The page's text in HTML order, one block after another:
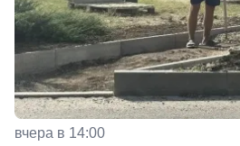
вчера в 14:00